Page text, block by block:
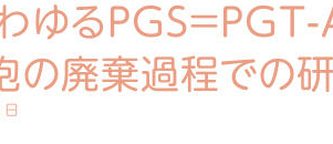
ゆるPGS＝
の廃棄過程での